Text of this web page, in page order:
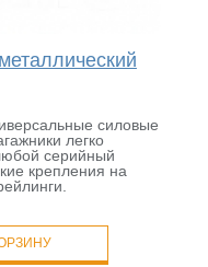
силовые
легко
серийный
крепления на